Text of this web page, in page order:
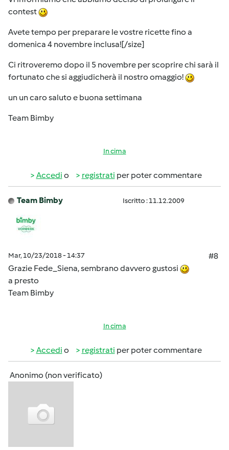
contest
Avete tempo per preparare le vostre ricette fino a
domenica 4 novembre inclusa![/size]
Ci ritroveremo dopo il 5 novembre per scoprire chi sarà il
fortunato che si aggiudicherà il nostro omaggio!
un un caro saluto e buona settimana
Team Bimby
In cima
Accedi o registrati per poter commentare
Team Bimby Iscritto : 11.12.2009
Mar, 10/23/2018 - 14:37
#8
Grazie Fede_Siena, sembrano davvero gustosi
a presto
Team Bimby
In cima
Accedi o registrati per poter commentare
Anonimo (non verificato)